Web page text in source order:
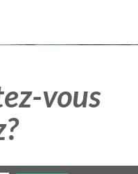
vous